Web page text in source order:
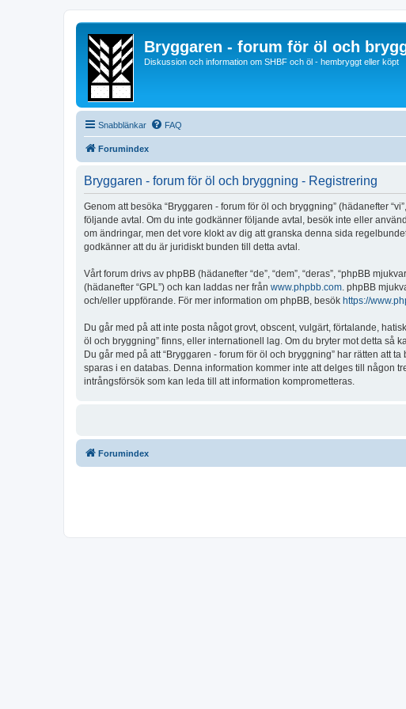
Bryggaren - forum för öl och
Diskussion och information om SHBF och öl - hembryggt eller köpt
Snabblänkar FAQ
Forumindex
Bryggaren - forum för öl och bryggning - Registrering
Genom att besöka “Bryggaren - forum för öl och bryggning” (hädanefter
följande avtal. Om du inte godkänner följande avtal, besök inte eller
om ändringar, men det vore klokt av dig att granska denna sida
godkänner att du är juridiskt bunden till detta avtal.
Vårt forum drivs av phpBB (hädanefter “de”, “dem”, “deras”, “phpBB
(hädanefter “GPL”) och kan laddas ner från www.phpbb.com. phpBB
och/eller uppförande. För mer information om phpBB, besök https://
Du går med på att inte posta något grovt, obscent, vulgärt, förtalande,
öl och bryggning” finns, eller internationell lag. Om du bryter mot detta så
Du går med på att “Bryggaren - forum för öl och bryggning” har rätten att
sparas i en databas. Denna information kommer inte att delges till någon
intrångsförsök som kan leda till att information komprometteras.
Forumindex